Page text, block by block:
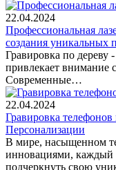
22.04.2024
Профессиональная
создания уникальных
Гравировка по дереву
привлекает внимание
Современные…
22.04.2024
Гравировка
Персонализации
В мире, насыщенном
инновациями, каждый
подчеркнуть свою